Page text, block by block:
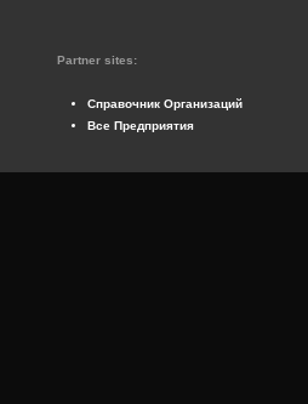
Partner sites:
Справочник Организаций
Все Предприятия